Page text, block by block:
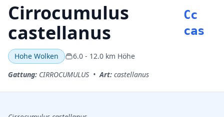
Cirrocumulus
castellanus
Cc
cas
Hohe Wolken 6.0 - 12.0 km Höhe
Gattung: CIRROCUMULUS • Art: castellanus